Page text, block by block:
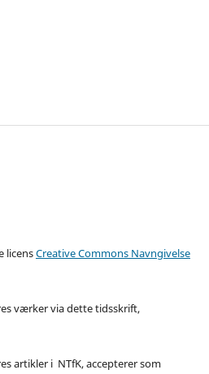
licensCreative Commons Navngivelse
værker via dette tidsskrift,
artikler i NTfK, accepterer som